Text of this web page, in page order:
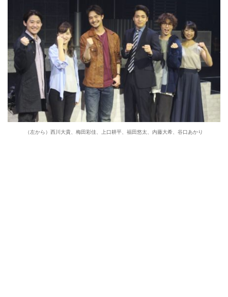
（左から）西川大貴、梅田彩佳、上口耕平、福田悠太、内藤大希、谷口あかり